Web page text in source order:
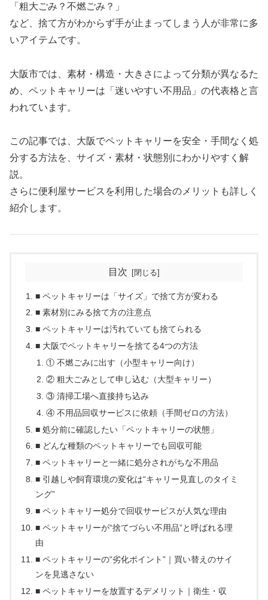
「粗大ごみ？不燃ごみ？」
など、捨て方がわからず手が止まってしまう人が非常に多
いアイテムです。
大阪市では、素材・構造・大きさによって分類が異なるた
め、ペットキャリーは「迷いやすい不用品」の代表格と言
われています。
この記事では、大阪でペットキャリーを安全・手間なく処
分する方法を、サイズ・素材・状態別にわかりやすく解
説。
さらに便利屋サービスを利用した場合のメリットも詳しく
紹介します。
目次
■ ペットキャリーは「サイズ」で捨て方が変わる
■ 素材別にみる捨て方の注意点
■ ペットキャリーは汚れていても捨てられる
■ 大阪でペットキャリーを捨てる4つの方法
① 不燃ごみに出す（小型キャリー向け）
② 粗大ごみとして申し込む（大型キャリー）
③ 清掃工場へ直接持ち込み
④ 不用品回収サービスに依頼（手間ゼロの方法）
■ 処分前に確認したい「ペットキャリーの状態」
■ どんな種類のペットキャリーでも回収可能
■ ペットキャリーと一緒に処分されがちな不用品
■ 引越しや飼育環境の変化は“キャリー見直しのタイミ
ング”
■ ペットキャリー処分で回収サービスが人気な理由
■ ペットキャリーが“捨てづらい不用品”と呼ばれる理
由
■ ペットキャリーの“劣化ポイント”｜買い替えのサイ
ンを見逃さない
■ ペットキャリーを放置するデメリット｜衛生・収